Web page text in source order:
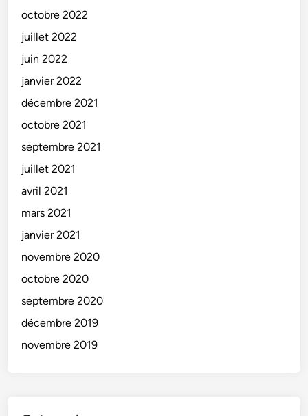
octobre 2022
juillet 2022
juin 2022
janvier 2022
décembre 2021
octobre 2021
septembre 2021
juillet 2021
avril 2021
mars 2021
janvier 2021
novembre 2020
octobre 2020
septembre 2020
décembre 2019
novembre 2019